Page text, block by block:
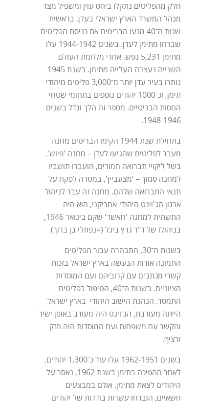
חלק מהפליטים נתקלו ביחס עוין ומשפיל מצד
מנהל המשרד הארץ ישראלי בעדן. בראשית
שנות ה־40 מנעו הבריטים את כניסת הפליטים
שברחו מתימן לעדן. בשנים 1944-1942 עלו
מתימן 5,231 נפש. אחרי מלחמת העולם
השנייה נעצרה העלייה מתימן. בשנת 1945
נותרו בעיר עדן יותר מ־3,000 פליטים מיהודי
תימן, וכ־1000 יהודים נוספים בתחומי שטחי
החסות הבריטיים. מספר זה הלך וגדל בשנים
1948-1946.
בתחילת שנת 1944 הקימו הבריטים מחנה
מעבר לפליטים שהגיעו לעדן – מחנה 'פיוש'.
בשל ליקויי תברואה חמורים, הועברו תושביו
למחנה סמוך – 'מצעביין', במטרה לפקח על
תנאי התברואה שלהם. מחנה זה עבר לניהול
ארגון הג'וינט היהודי-אמריקני, הוא היה
התשתית למחנה 'חאשד' שקם בינואר 1946,
בניהולו של ד"ר גרץ ביגל (=נפתלי בן ברוך).
בשנות ה־30, התבהרה עבור הפליטים
התמונה אודות הנעשה בארץ ישראל בזכות
קשרי מכתבים עם קרוביהם ועם המוסדות
הציוניים. בשנות ה־40, הטיפול בפליטים
התמסד. הנהגת הישוב היהודי בארץ ישראל
הייתה מעורבת, הג'וינט היה מעורב באופן ישיר
והקשר עם משפחות ועם המוסדות היה חזק
ורציף.
בשנים 1962-1951 עלו עוד כ־1,300 יהודים.
לאחר ההפיכה בתימן בשנת 1962, נאסר על
היהודים לצאת מתימן. אולם במבצעים
חשאיים, הוברחו עשרות בודדות של יהודים